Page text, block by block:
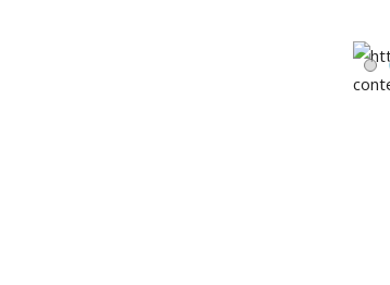
ПАВЛОВО-ПОСАДСКОЕ